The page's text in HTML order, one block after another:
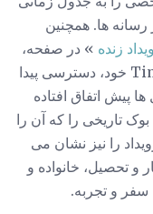
ها. همچنین
زنده » در صفحه،
همراه با ماهها و سالهای خاص در Timeline خود، دسترسی پیدا
پیش اتفاق افتاده
تاریخی را که آن را
را نیز نشان می
و تحصیل، خانواده و
سفر و تجربه.